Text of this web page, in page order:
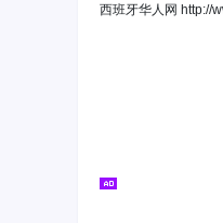
西班牙华人网 http://